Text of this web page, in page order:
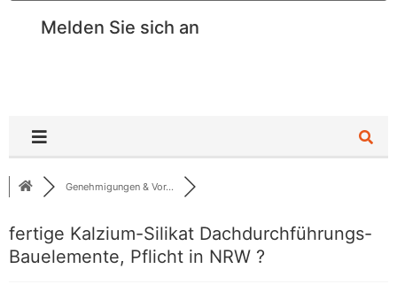
Melden Sie sich an
Genehmigungen & Vor...
fertige Kalzium-Silikat Dachdurchführungs-
Bauelemente, Pflicht in NRW ?